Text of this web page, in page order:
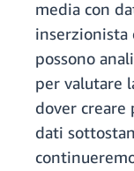
media con
inserzionista
possono
per valutare
dover creare
dati